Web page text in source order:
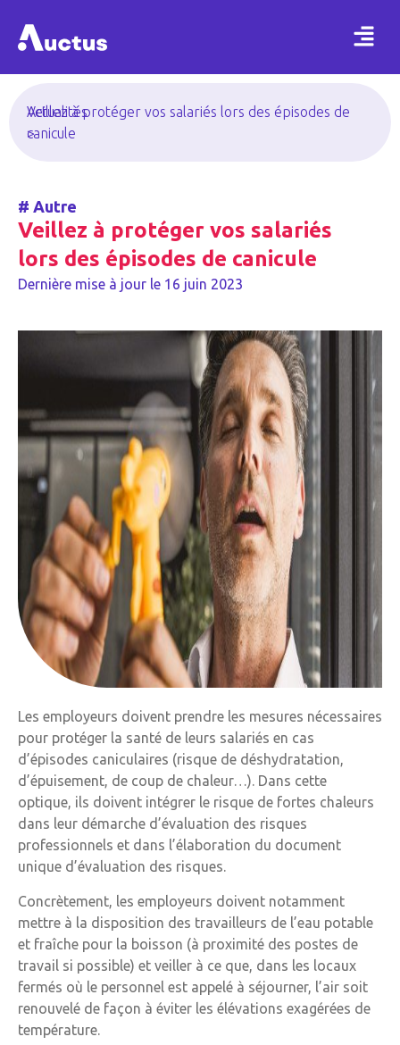
Actualités
>
Veillez à protéger vos salariés lors des épisodes de
canicule
# Autre
Veillez à protéger vos salariés
lors des épisodes de canicule
Dernière mise à jour le 16 juin 2023
Les employeurs doivent prendre les mesures nécessaires
pour protéger la santé de leurs salariés en cas
d’épisodes caniculaires (risque de déshydratation,
d’épuisement, de coup de chaleur…). Dans cette
optique, ils doivent intégrer le risque de fortes chaleurs
dans leur démarche d’évaluation des risques
professionnels et dans l’élaboration du document
unique d’évaluation des risques.
Concrètement, les employeurs doivent notamment
mettre à la disposition des travailleurs de l’eau potable
et fraîche pour la boisson (à proximité des postes de
travail si possible) et veiller à ce que, dans les locaux
fermés où le personnel est appelé à séjourner, l’air soit
renouvelé de façon à éviter les élévations exagérées de
température.